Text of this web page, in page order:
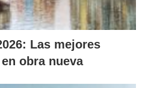
Las mejores
obra nueva